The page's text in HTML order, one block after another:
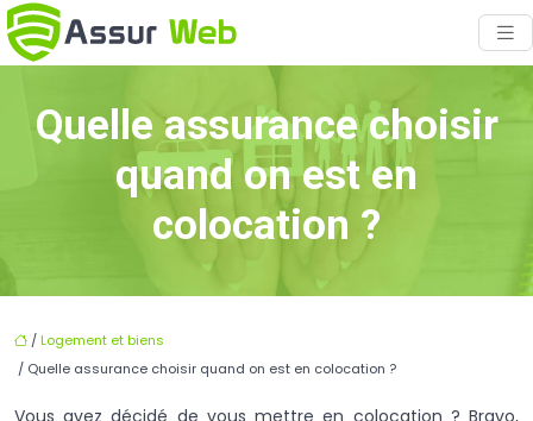
Quelle assurance choisir
quand on est en
colocation ?
/Logement et biens
/ Quelle assurance choisir quand on est en colocation ?